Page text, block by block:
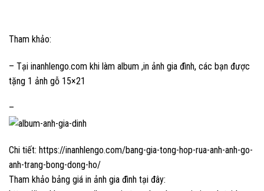
Tham khảo:
– Tại inanhlengo.com khi làm album ,in ảnh gia đình, các bạn được
tặng 1 ảnh gỗ 15×21
–
Chi tiết: https://inanhlengo.com/bang-gia-tong-hop-rua-anh-anh-go-
anh-trang-bong-dong-ho/
Tham khảo bảng giá in ảnh gia đình tại đây: